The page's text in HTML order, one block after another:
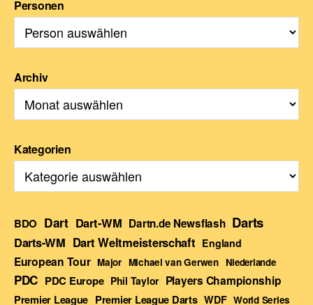
Personen
Archiv
Kategorien
BDO Dart Dart-WM Dartn.de Newsflash Darts
Darts-WM Dart Weltmeisterschaft England
European Tour Major Michael van Gerwen Niederlande
PDC PDC Europe Phil Taylor Players Championship
Premier League Premier League Darts WDF World Series